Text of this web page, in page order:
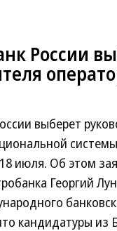
России
выберет
июля. Об этом
Георгий
кандидатуры из